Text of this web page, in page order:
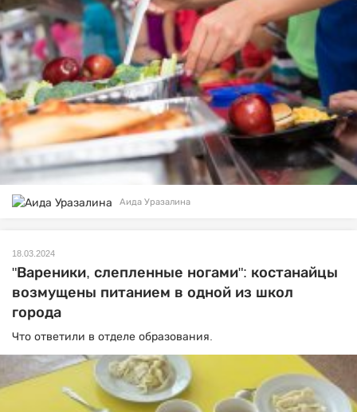
Аида Уразалина
18.03.2024
"Вареники, слепленные ногами": костанайцы
возмущены питанием в одной из школ
города
Что ответили в отделе образования.